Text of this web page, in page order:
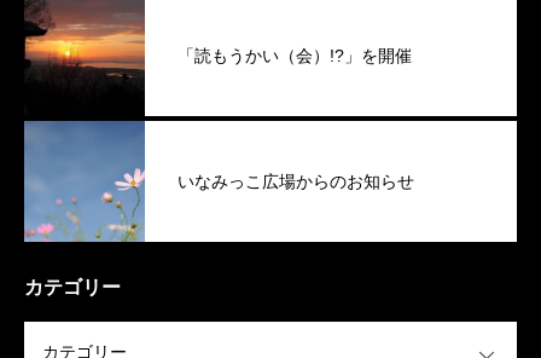
「読もうかい（会）!?」を開催
いなみっこ広場からのお知らせ
カテゴリー